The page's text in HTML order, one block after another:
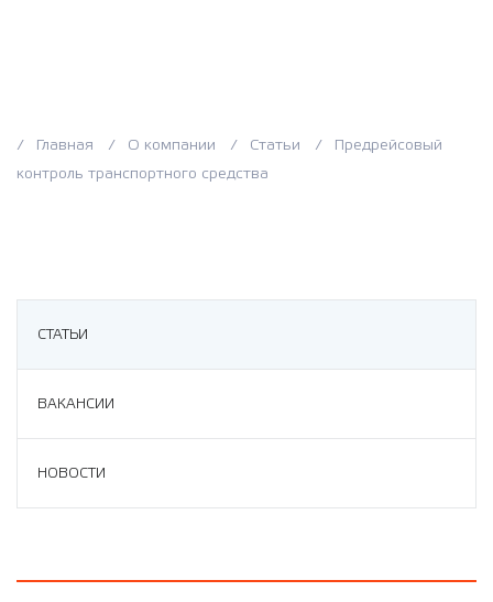
Главная О компании Статьи
Предрейсовый
контроль транспортного средства
СТАТЬИ
ВАКАНСИИ
НОВОСТИ